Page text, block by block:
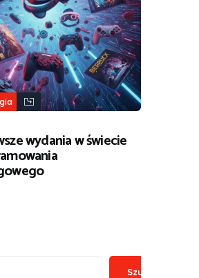
wydania w świecie
Szukaj